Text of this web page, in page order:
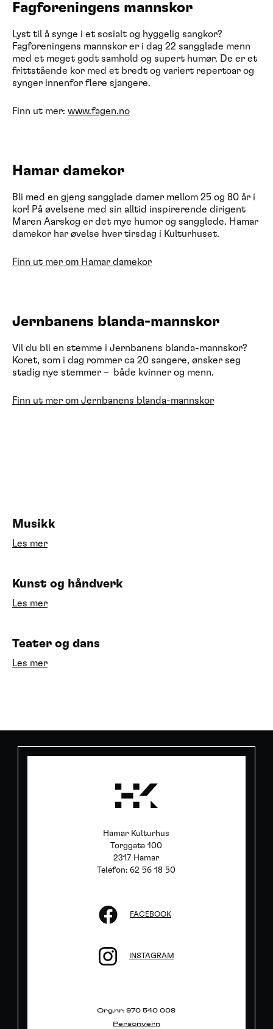
Fagforeningens mannskor
Lyst til å synge i et sosialt og hyggelig sangkor?
Fagforeningens mannskor er i dag 22 sangglade menn
med et meget godt samhold og supert humør. De er et
frittstående kor med et bredt og variert repertoar og
synger innenfor flere sjangere.
Finn ut mer: www.fagen.no
Hamar damekor
Bli med en gjeng sangglade damer mellom 25 og 80 år i
kor! På øvelsene med sin alltid inspirerende dirigent
Maren Aarskog er det mye humor og sangglede. Hamar
damekor har øvelse hver tirsdag i Kulturhuset.
Finn ut mer om Hamar damekor
Jernbanens blanda-mannskor
Vil du bli en stemme i Jernbanens blanda-mannskor?
Koret, som i dag rommer ca 20 sangere, ønsker seg
stadig nye stemmer – både kvinner og menn.
Finn ut mer om Jernbanens blanda-mannskor
Musikk
Les mer
Kunst og håndverk
Les mer
Teater og dans
Les mer
Hamar Kulturhus
Torggata 100
2317 Hamar
Telefon: 62 56 18 50
FACEBOOK
INSTAGRAM
Org.nr: 970 540 008
Personvern